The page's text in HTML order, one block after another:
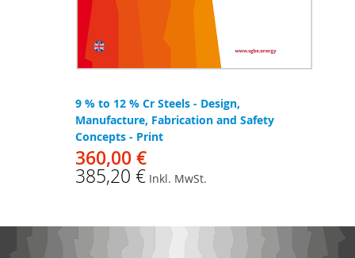
9 % to 12 % Cr Steels - Design,
Manufacture, Fabrication and Safety
Concepts - Print
360,00 €
385,20 € Inkl. MwSt.